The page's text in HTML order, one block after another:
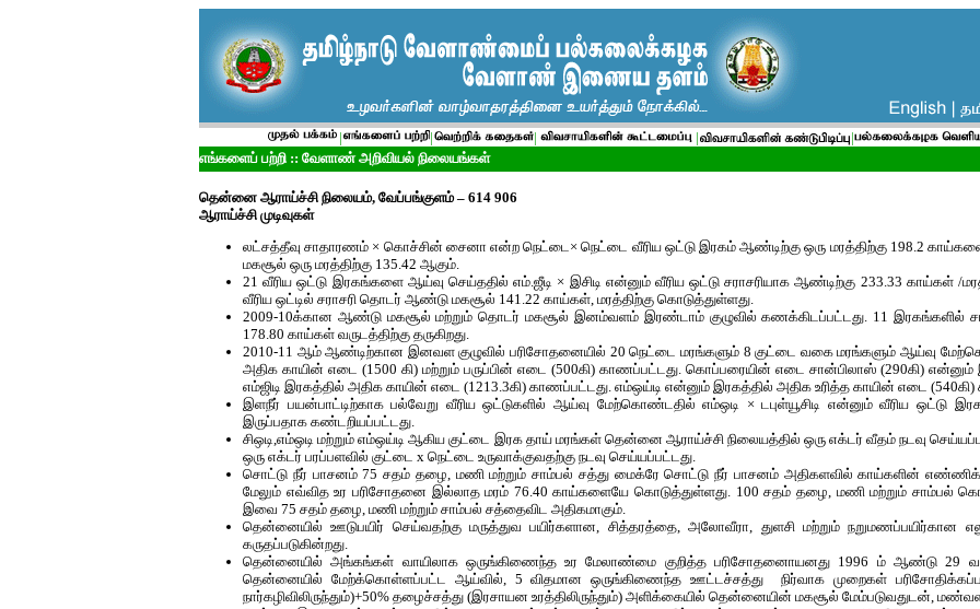
| | | | |
எங்களைப் பற்றி :: வேளாண் அறிவியல் நிலையங்கள்
தென்னை ஆராய்ச்சி நிலையம், வேப்பங்குளம் – 614 906
ஆராய்ச்சி முடிவுகள்
லட்சத்தீவு சாதாரணம் × கொச்சின் சைனா என்ற நெட்டை× நெட்டை வீரிய ஒட்டு இரகம் ஆண்டிற்கு ஒரு மரத்திற்கு 198.2
மகசூல் ஒரு மரத்திற்கு 135.42 ஆகும்.
21 வீரிய ஒட்டு இரகங்களை ஆய்வு செய்ததில் எம்.ஜீடி × இசிடி என்னும் வீரிய ஒட்டு சராசரியாக ஆண்டிற்கு 233.33 காய்கள் /
வீரிய ஒட்டில் சராசரி தொடர் ஆண்டு மகசூல் 141.22 காய்கள், மரத்திற்கு கொடுத்துள்ளது.
2009-10க்கான ஆண்டு மகசூல் மற்றும் தொடர் மகசூல் இனம்வளம் இரண்டாம் குழுவில் கணக்கிடப்பட்டது. 11 இரகங்களில்
178.80 காய்கள் வருடத்திற்கு தருகிறது.
2010-11 ஆம் ஆண்டிற்கான இனவள குழுவில் பரிசோதனையில் 20 நெட்டை மரங்களும் 8 குட்டை வகை மரங்களும் ஆய்வு
அதிக காயின் எடை (1500 கி) மற்றும் பருப்பின் எடை (500கி) காணப்பட்டது. கொப்பரையின் எடை சான்பிலாஸ் (290கி)
எம்ஜிடி இரகத்தில் அதிக காயின் எடை (1213.3கி) காணப்பட்டது. எம்ஒய்டி என்னும் இரகத்தில் அதிக உரித்த காயின் எடை
இளநீர் பயன்பாட்டிற்காக பல்வேறு வீரிய ஒட்டுகளில் ஆய்வு மேற்கொண்டதில் எம்ஒடி × டபுள்யூசிடி என்னும் வீரிய ஒட்டு
இருப்பதாக கண்டறியப்பட்டது.
சிஒடி,எம்ஒடி மற்றும் எம்ஒய்டி ஆகிய குட்டை இரக தாய் மரங்கள் தென்னை ஆராய்ச்சி நிலையத்தில் ஒரு எக்டர் வீதம் நடவு
ஒரு எக்டர் பரப்பளவில் குட்டை x நெட்டை உருவாக்குவதற்கு நடவு செய்யப்பட்டது.
சொட்டு நீர் பாசனம் 75 சதம் தழை, மணி மற்றும் சாம்பல் சத்து மைக்ரே சொட்டு நீர் பாசனம் அதிகளவில் காய்களின்
மேலும் எவ்வித உர பரிசோதனை இல்லாத மரம் 76.40 காய்களையே கொடுத்துள்ளது. 100 சதம் தழை, மணி மற்றும் சாம்பல்
இவை 75 சதம் தழை, மணி மற்றும் சாம்பல் சத்தைவிட அதிகமாகும்.
தென்னையில் ஊடுபயிர் செய்வதற்கு மருத்துவ பயிர்களான, சித்தரத்தை, அலோவீரா, துளசி மற்றும் நறுமணப்பயிர்கான
கருதப்படுகின்றது.
தென்னையில் அங்கங்கள் வாயிலாக ஒருங்கிணைந்த உர மேலாண்மை குறித்த பரிசோதனைாயனது 1996 ம் ஆண்டு 29
தென்னையில் மேற்க்கொள்ளப்பட்ட ஆய்வில், 5 விதமான ஒருங்கிணைந்த ஊட்டச்சத்து நிர்வாக முறைகள்
நார்கழிவிலிருந்தும்)+50% தழைச்சத்து (இரசாயன உரத்திலிருந்தும்) அளிக்கையில் தென்னையின் மகசூல் மேம்படுவதுடன்,